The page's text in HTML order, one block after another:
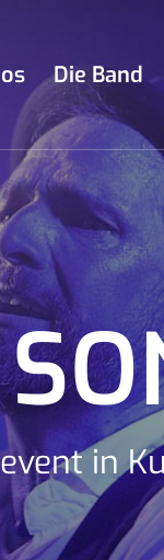
Die Band
in